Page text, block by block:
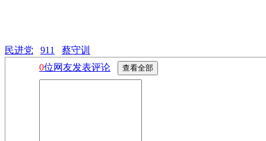
民进党 911
蔡守训
0位网友发表评论